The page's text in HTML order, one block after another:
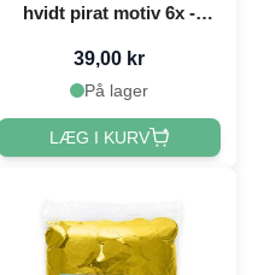
hvidt pirat motiv 6x -
39,00 kr
På lager
LÆG I KURV